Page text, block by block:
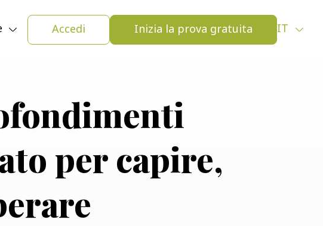
Accedi Inizia la prova gratuita IT
per capire,